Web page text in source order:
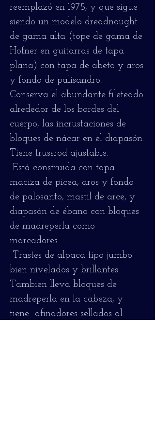
reemplazó en 1975, y que sigue
siendo un modelo dreadnought
de gama alta (tope de gama de
Hofner en guitarras de tapa
plana) con tapa de abeto y aros
y fondo de palisandro.
Conserva el abundante fileteado
alrededor de los bordes del
cuerpo, las incrustaciones de
bloques de nácar en el diapasón.
Tiene trussrod ajustable.
Está construida con tapa
maciza de picea, aros y fondo
de palosanto, mastil de arce, y
diapasón de ébano con bloques
de madreperla como
marcadores.
Trastes de alpaca tipo jumbo
bien nivelados y brillantes.
Tambien lleva bloques de
madreperla en la cabeza, y
tiene afinadores sellados al